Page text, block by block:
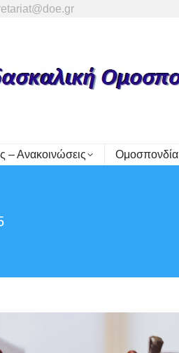
– Ανακοινώσεις Ομοσπονδία